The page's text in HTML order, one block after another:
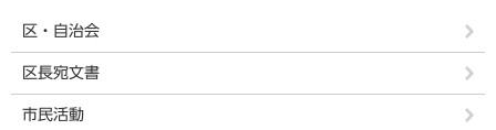
区・自治会
区長宛文書
市民活動